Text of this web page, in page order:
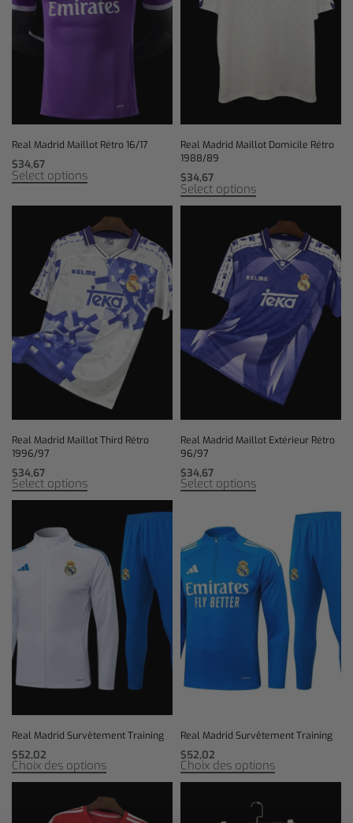
Real Madrid Maillot Rétro 16/17
$34,67
Select options
Real Madrid Maillot Domicile Rétro
1988/89
$34,67
Select options
Real Madrid Maillot Third Rétro
1996/97
$34,67
Select options
Real Madrid Maillot Extérieur Rétro
96/97
$34,67
Select options
Real Madrid Survêtement Training
$52,02
Choix des options
Real Madrid Survêtement Training
$52,02
Choix des options